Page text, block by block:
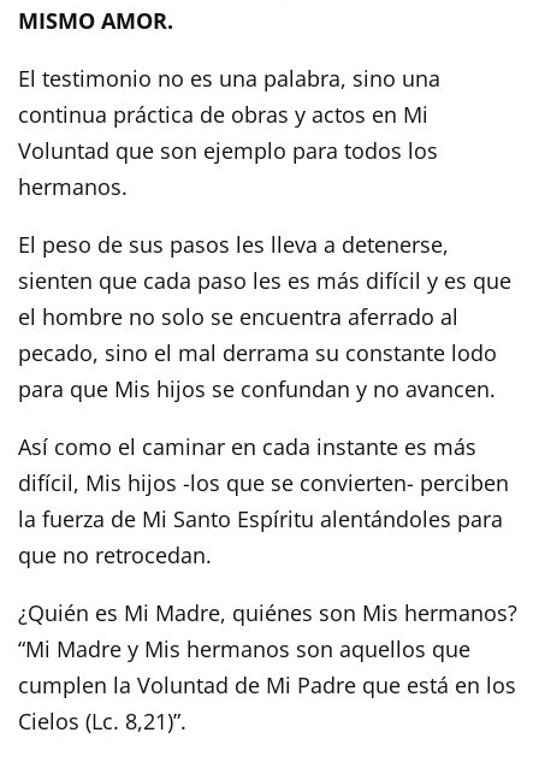
MISMO AMOR.
El testimonio no es una palabra, sino una
continua práctica de obras y actos en Mi
Voluntad que son ejemplo para todos los
hermanos.
El peso de sus pasos les lleva a detenerse,
sienten que cada paso les es más difícil y es que
el hombre no solo se encuentra aferrado al
pecado, sino el mal derrama su constante lodo
para que Mis hijos se confundan y no avancen.
Así como el caminar en cada instante es más
difícil, Mis hijos -los que se convierten- perciben
la fuerza de Mi Santo Espíritu alentándoles para
que no retrocedan.
¿Quién es Mi Madre, quiénes son Mis hermanos?
“Mi Madre y Mis hermanos son aquellos que
cumplen la Voluntad de Mi Padre que está en los
Cielos (Lc. 8,21)”.